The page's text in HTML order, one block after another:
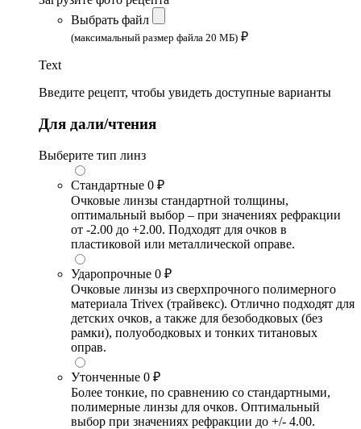
Выбрать файл
(максимальный размер файла 20 МБ) ₽
Text
Введите рецепт, чтобы увидеть доступные варианты
Для дали/чтения
Выберите тип линз
Стандартные 0 ₽
Очковые линзы стандартной толщины,
оптимальный выбор – при значениях рефракции
от -2.00 до +2.00. Подходят для очков в
пластиковой или металлической оправе.
Ударопрочные 0 ₽
Очковые линзы из сверхпрочного полимерного
материала Trivex (трайвекс). Отлично подходят для
детских очков, а также для безободковых (без
рамки), полуободковых и тонких титановых
оправ.
Утонченные 0 ₽
Более тонкие, по сравнению со стандартными,
полимерные линзы для очков. Оптимальный
выбор при значениях рефракции до +/- 4.00.